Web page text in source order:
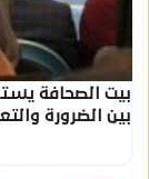
بيت الصحافة
بين الضرورة